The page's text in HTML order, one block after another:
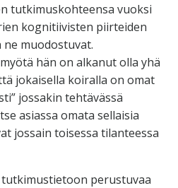
tutkimuskohteensa vuoksi
kognitiivisten piirteiden
muodostuvat.
hän on alkanut olla yhä
jokaisella koiralla on omat
jossakin tehtävässä
asiassa omata sellaisia
jossain toisessa tilanteessa
tutkimustietoon perustuvaa